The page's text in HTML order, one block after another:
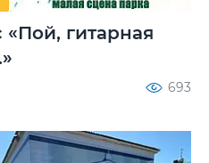
«Пой, гитарная
693